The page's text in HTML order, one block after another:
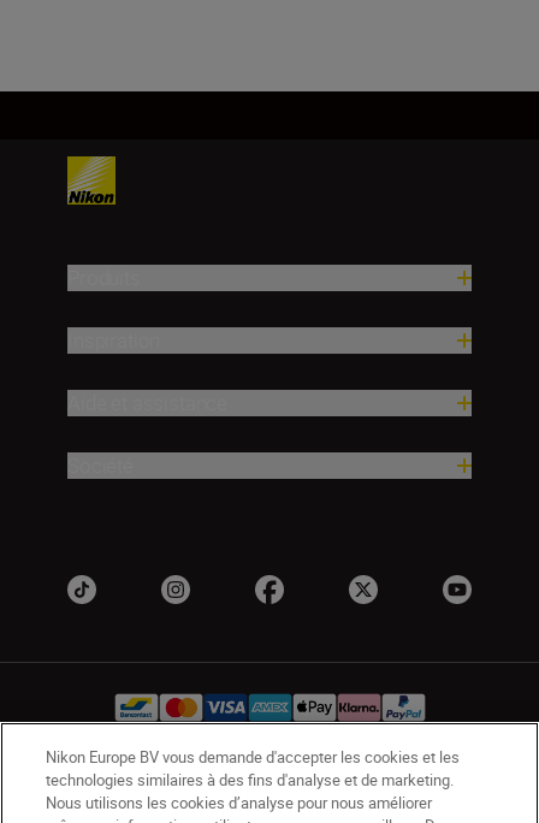
BE(fr) Nikon Sites
Nikon Europe BV vous demande d'accepter les cookies et les
technologies similaires à des fins d'analyse et de marketing.
Nous utilisons les cookies d’analyse pour nous améliorer